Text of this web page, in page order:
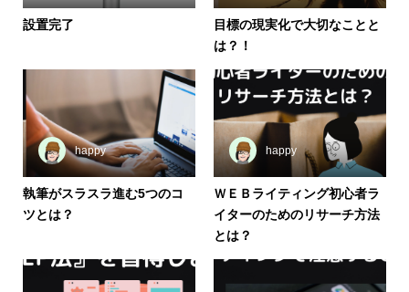
設置完了
目標の現実化で大切なことと
は？！
happy
執筆がスラスラ進む5つのコ
ツとは？
happy
ＷＥＢライティング初心者ラ
イターのためのリサーチ方法
とは？